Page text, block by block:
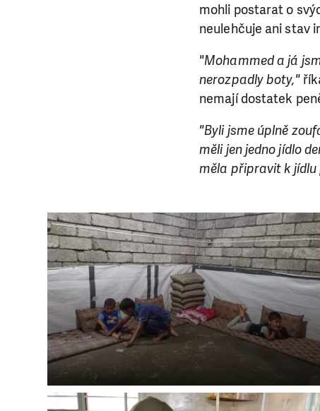
mohli postarat o
neulehčuje ani stav
"Mohammed a já
nerozpadly boty,"
nemají dostatek
"Byli jsme úplně
měli jen jedno jídlo
měla připravit k jídlu